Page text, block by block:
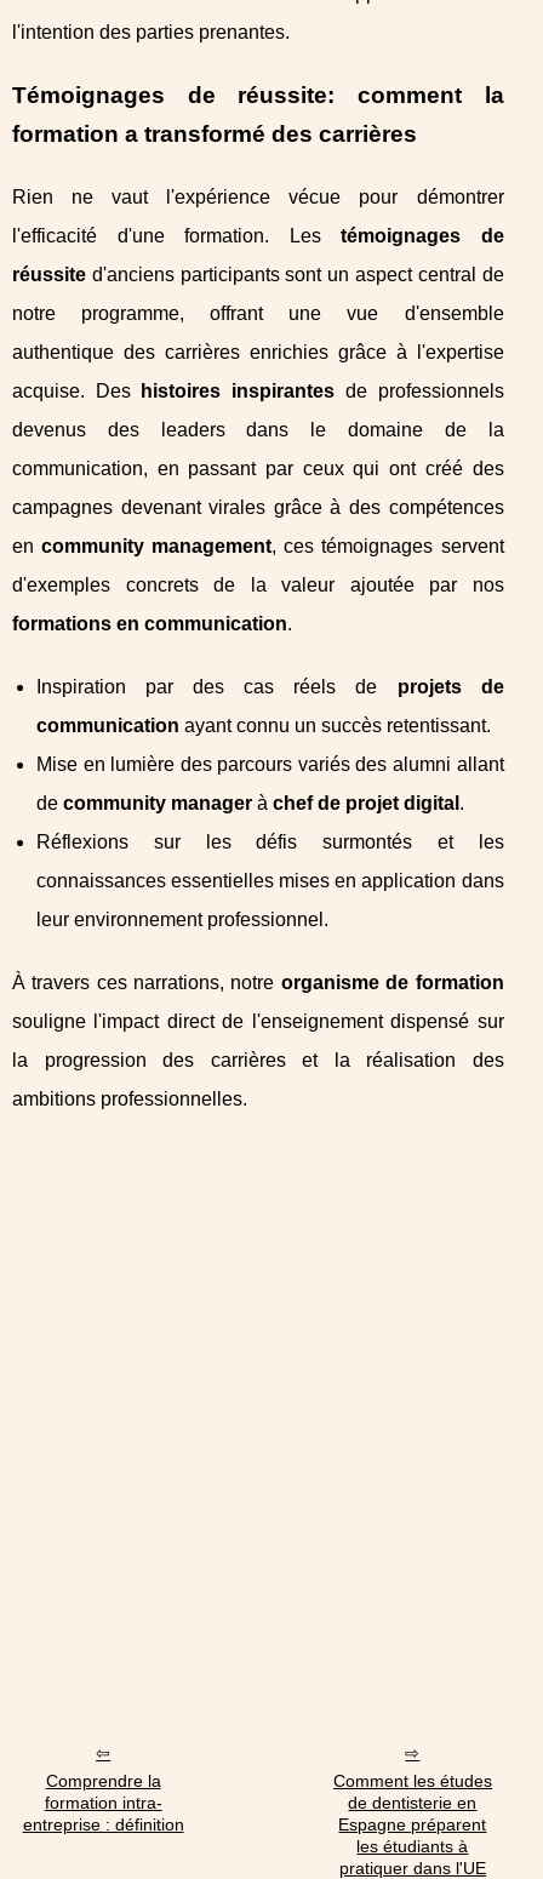
l'intention des parties prenantes.
Témoignages de réussite: comment la
formation a transformé des carrières
Rien ne vaut l'expérience vécue pour démontrer
l'efficacité d'une formation. Lestémoignages de
réussite d'anciens participants sont un aspect central de
notre programme, offrant une vue d'ensemble
authentique des carrières enrichies grâce à l'expertise
acquise. Des
histoires inspirantes de professionnels
devenus des leaders dans le domaine de la
communication, en passant par ceux qui ont créé des
campagnes devenant virales grâce à des compétences
encommunity management, ces témoignages servent
d'exemples concrets de la valeur ajoutée par nos
formations en communication.
Inspiration par des cas réels de projets de
communication ayant connu un succès retentissant.
Mise en lumière des parcours variés des alumni allant
de community manager à chef de projet digital .
Réflexions sur les défis surmontés et les
connaissances essentielles mises en application dans
leur environnement professionnel.
À travers ces narrations, notre organisme de formation
souligne l'impact direct de l'enseignement dispensé sur
la progression des carrières et la réalisation des
ambitions professionnelles.
Comprendre la
formation intra-
entreprise : définition
Comment les études
de dentisterie en
Espagne préparent
les étudiants à
pratiquer dans l'UE